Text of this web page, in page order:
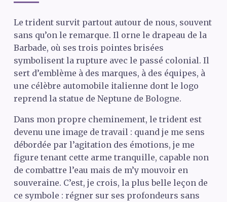
Le trident survit partout autour de nous, souvent
sans qu’on le remarque. Il orne le drapeau de la
Barbade, où ses trois pointes brisées
symbolisent la rupture avec le passé colonial. Il
sert d’emblème à des marques, à des équipes, à
une célèbre automobile italienne dont le logo
reprend la statue de Neptune de Bologne.
Dans mon propre cheminement, le trident est
devenu une image de travail : quand je me sens
débordée par l’agitation des émotions, je me
figure tenant cette arme tranquille, capable non
de combattre l’eau mais de m’y mouvoir en
souveraine. C’est, je crois, la plus belle leçon de
ce symbole : régner sur ses profondeurs sans